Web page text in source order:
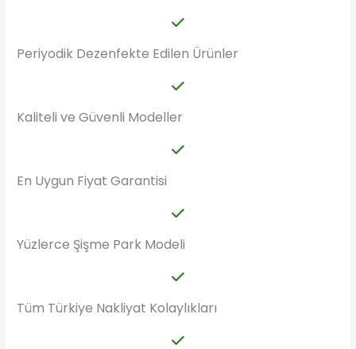
Periyodik Dezenfekte Edilen Ürünler
Kaliteli ve Güvenli Modeller
En Uygun Fiyat Garantisi
Yüzlerce Şişme Park Modeli
Tüm Türkiye Nakliyat Kolaylıkları